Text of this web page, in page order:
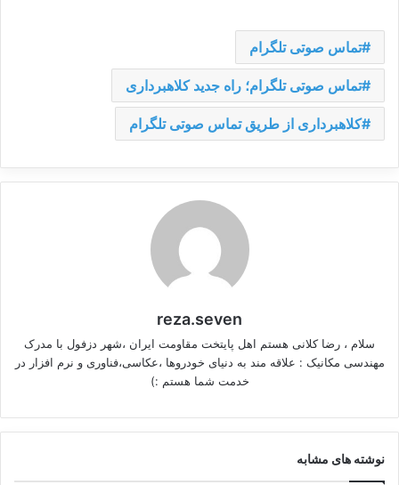
تماس صوتی تلگرام
تماس صوتی تلگرام؛ راه جدید کلاهبرداری
کلاهبرداری از طریق تماس صوتی تلگرام
reza.seven
سلام ، رضا کلانی هستم اهل پایتخت مقاومت ایران ،شهر دزفول با مدرک
مهندسی مکانیک : علاقه مند به دنیای خودروها ،عکاسی،فناوری و نرم افزار در
خدمت شما هستم :)
نوشته های مشابه